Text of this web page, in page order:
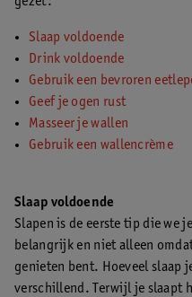
Slaap voldoende
Drink voldoende
Gebruik een bevroren
Geef je ogen rust
Masseer je wallen
Gebruik een wallencrème
Slaap voldoende
Slapen is de eerste tip die we
belangrijk en niet alleen
genieten bent. Hoeveel slaap
verschillend. Terwijl je slaapt